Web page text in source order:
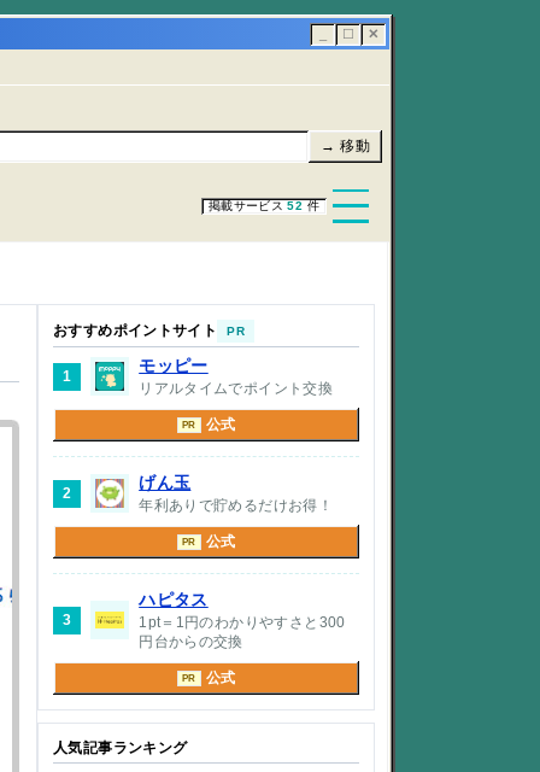
☐ ✕
→ 移動
掲載サービス52 件
おすすめポイントサイト PR
1
モッピー
リアルタイムでポイント交換
PR 公式
2
げん玉
年利ありで貯めるだけお得！
PR 公式
3
ハピタス
1pt＝1円のわかりやすさと300
円台からの交換
PR 公式
人気記事ランキング